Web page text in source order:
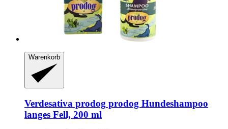
Warenkorb
Verdesativa prodog prodog Hundeshampoo
langes Fell, 200 ml